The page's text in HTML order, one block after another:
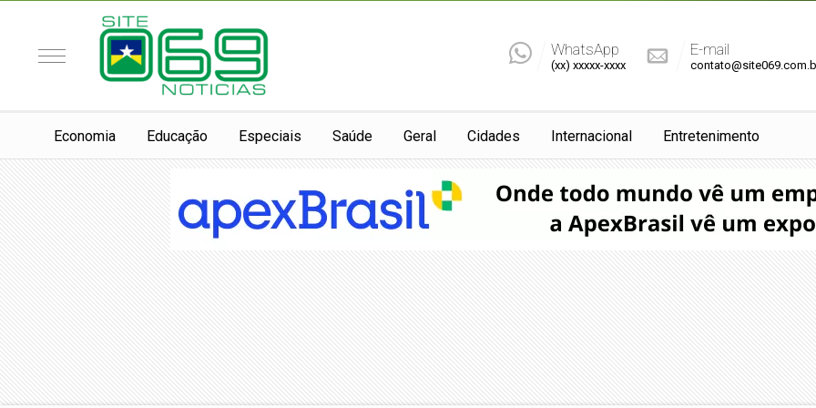
E-mail
WhatsApp
(xx) xxxxx-xxxx
Economia Educação Especiais Saúde Geral Cidades Internacional Entretenimento